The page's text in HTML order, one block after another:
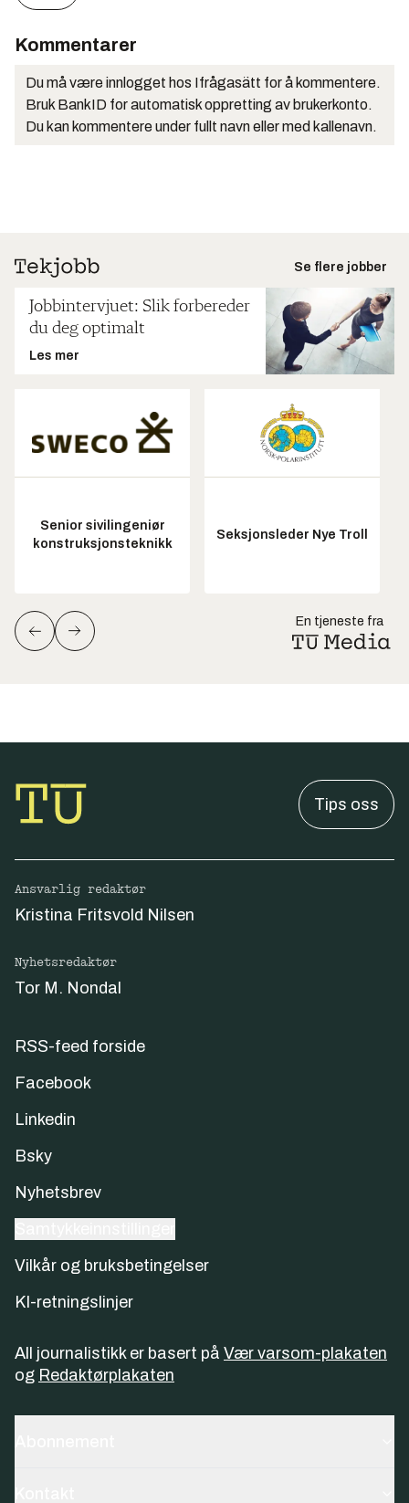
Kommentarer
Du må være innlogget hos Ifrågasätt for å kommentere.
Bruk BankID for automatisk oppretting av brukerkonto.
Du kan kommentere under fullt navn eller med kallenavn.
Se flere jobber
Jobbintervjuet: Slik forbereder
du deg optimalt
Les mer
Senior sivilingeniør
konstruksjonsteknikk
Seksjonsleder Nye Troll
En tjeneste fra
Tips oss
Ansvarlig redaktør
Kristina Fritsvold Nilsen
Nyhetsredaktør
Tor M. Nondal
RSS-feed forside
Facebook
Linkedin
Bsky
Nyhetsbrev
Vilkår og bruksbetingelser
KI-retningslinjer
All journalistikk er basert på Vær varsom-plakaten
og Redaktørplakaten